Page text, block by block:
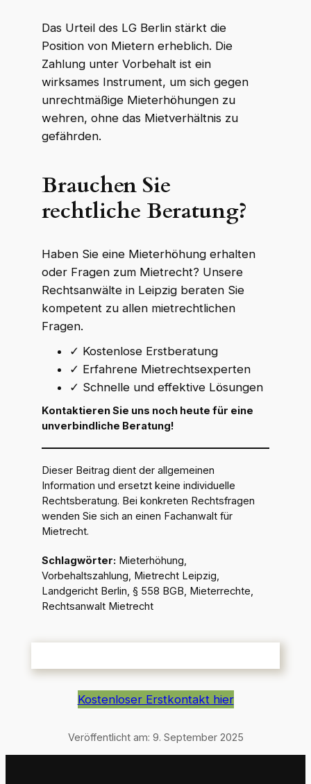
Das Urteil des LG Berlin stärkt die
Position von Mietern erheblich. Die
Zahlung unter Vorbehalt ist ein
wirksames Instrument, um sich gegen
unrechtmäßige Mieterhöhungen zu
wehren, ohne das Mietverhältnis zu
gefährden.
Brauchen Sie
rechtliche Beratung?
Haben Sie eine Mieterhöhung erhalten
oder Fragen zum Mietrecht? Unsere
Rechtsanwälte in Leipzig beraten Sie
kompetent zu allen mietrechtlichen
Fragen.
✓ Kostenlose Erstberatung
✓ Erfahrene Mietrechtsexperten
✓ Schnelle und effektive Lösungen
Kontaktieren Sie uns noch heute für eine
unverbindliche Beratung!
Dieser Beitrag dient der allgemeinen
Information und ersetzt keine individuelle
Rechtsberatung. Bei konkreten Rechtsfragen
wenden Sie sich an einen Fachanwalt für
Mietrecht.
Schlagwörter: Mieterhöhung,
Vorbehaltszahlung, Mietrecht Leipzig,
Landgericht Berlin, § 558 BGB, Mieterrechte,
Rechtsanwalt Mietrecht
Kostenloser Erstkontakt hier
Veröffentlicht am: 9. September 2025